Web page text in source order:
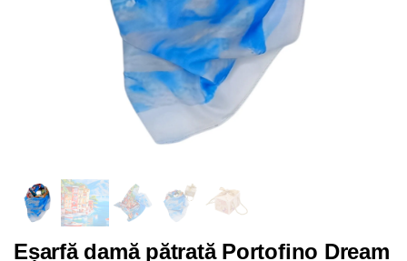
Eșarfă damă pătrată Portofino Dream